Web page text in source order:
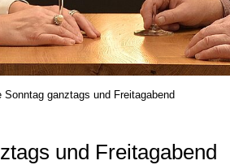
ganztags und Freitagabend
und Freitagabend